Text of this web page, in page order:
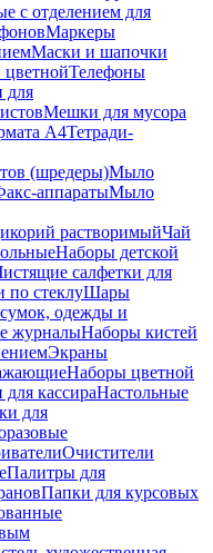
с отделением для
Маркеры
Маски и шапочки
Телефоны
для
Мешки для мусора
А4Тетради-
(шредеры)Мыло
аппаратыМыло
растворимыйЧай
Наборы детской
салфетки для
по стеклуШары
одежды и
журналыНаборы кистей
Экраны
Наборы цветной
кассираНастольные
для
Очистители
Палитры для
Папки для курсовых